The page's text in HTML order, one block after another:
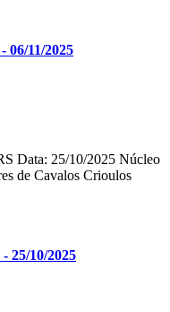
06/11/2025
Data: 25/10/2025 Núcleo
de Cavalos Crioulos
25/10/2025